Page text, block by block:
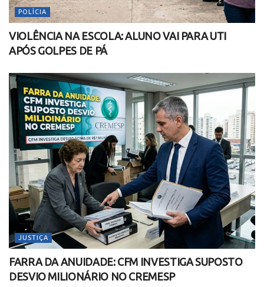
POLÍCIA
VIOLÊNCIA NA ESCOLA: ALUNO VAI PARA UTI
APÓS GOLPES DE PÁ
JUSTIÇA
FARRA DA ANUIDADE: CFM INVESTIGA SUPOSTO
DESVIO MILIONÁRIO NO CREMESP